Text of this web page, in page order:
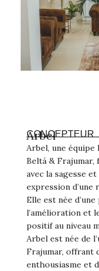
Arbel
CONCEPTEUR
Arbel, une
Beltá & Frajumar,
avec la sagesse
expression
Elle est née
l’amélioration et
positif au niveau
Arbel est née de
Frajumar, offrant
enthousiasme et